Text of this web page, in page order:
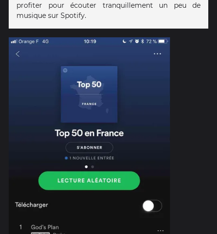
profiter pour écouter tranquillement un peu de
musique sur Spotify.